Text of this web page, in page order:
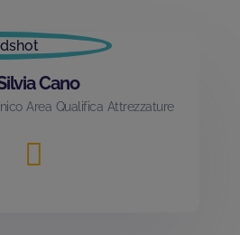
Cano
Area Qualifica Attrezzature